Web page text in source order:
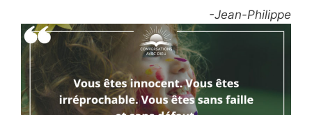
-Jean-Philippe